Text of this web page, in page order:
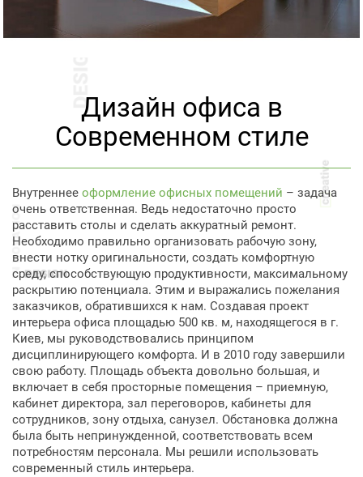
Дизайн офиса в
Современном стиле
Внутреннее оформление офисных помещений – задача
очень ответственная. Ведь недостаточно просто
расставить столы и сделать аккуратный ремонт.
Необходимо правильно организовать рабочую зону,
внести нотку оригинальности, создать комфортную
среду, способствующую продуктивности, максимальному
раскрытию потенциала. Этим и выражались пожелания
заказчиков, обратившихся к нам. Создавая проект
интерьера офиса площадью 500 кв. м, находящегося в г.
Киев, мы руководствовались принципом
дисциплинирующего комфорта. И в 2010 году завершили
свою работу. Площадь объекта довольно большая, и
включает в себя просторные помещения – приемную,
кабинет директора, зал переговоров, кабинеты для
сотрудников, зону отдыха, санузел. Обстановка должна
была быть непринужденной, соответствовать всем
потребностям персонала. Мы решили использовать
современный стиль интерьера.